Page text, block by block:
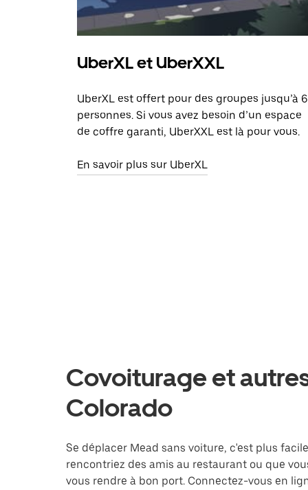
UberXL et UberXXL
UberXL est offert pour des groupes jusqu’à 6
personnes. Si vous avez besoin d’un espace
de coffre garanti, UberXXL est là pour vous.
En savoir plus sur UberXL
Covoiturage et
Colorado
Se déplacer Mead sans voiture, c'est plus
rencontriez des amis au restaurant ou que
vous rendre à bon port. Connectez-vous en